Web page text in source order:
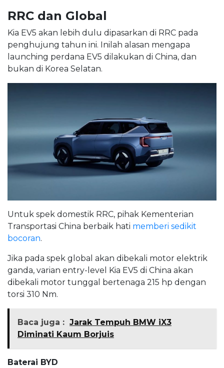
RRC dan Global
Kia EV5 akan lebih dulu dipasarkan di RRC pada
penghujung tahun ini. Inilah alasan mengapa
launching perdana EV5 dilakukan di China, dan
bukan di Korea Selatan.
Untuk spek domestik RRC, pihak Kementerian
Transportasi China berbaik hati memberi sedikit
bocoran.
Jika pada spek global akan dibekali motor elektrik
ganda, varian entry-level Kia EV5 di China akan
dibekali motor tunggal bertenaga 215 hp dengan
torsi 310 Nm.
Baca juga : Jarak Tempuh BMW iX3
Diminati Kaum Borjuis
Baterai BYD